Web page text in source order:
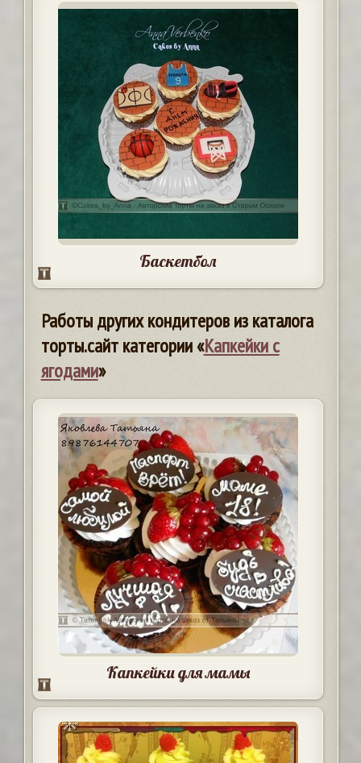
Баскетбол
Работы других кондитеров из каталога
торты.сайт категории «Капкейки с
ягодами»
Капкейки для мамы